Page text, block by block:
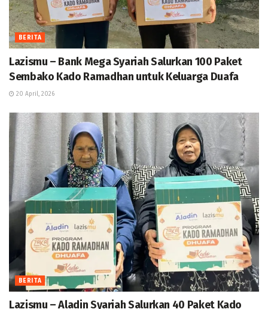
BERITA
Lazismu – Bank Mega Syariah Salurkan 100 Paket
Sembako Kado Ramadhan untuk Keluarga Duafa
20 April, 2026
BERITA
Lazismu – Aladin Syariah Salurkan 40 Paket Kado